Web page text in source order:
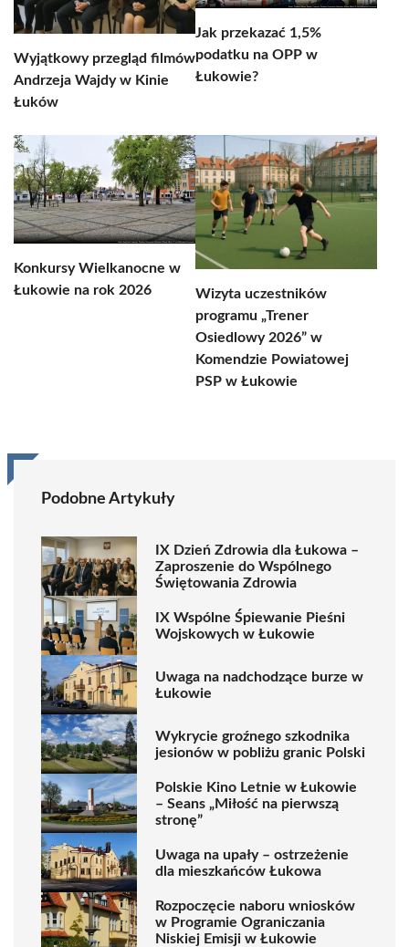
Wyjątkowy przegląd filmów
Andrzeja Wajdy w Kinie
Łuków
Jak przekazać 1,5%
podatku na OPP w
Łukowie?
Konkursy Wielkanocne w
Łukowie na rok 2026
Wizyta uczestników
programu „Trener
Osiedlowy 2026” w
Komendzie Powiatowej
PSP w Łukowie
Podobne Artykuły
IX Dzień Zdrowia dla Łukowa –
Zaproszenie do Wspólnego
Świętowania Zdrowia
IX Wspólne Śpiewanie Pieśni
Wojskowych w Łukowie
Uwaga na nadchodzące burze w
Łukowie
Wykrycie groźnego szkodnika
jesionów w pobliżu granic Polski
Polskie Kino Letnie w Łukowie
– Seans „Miłość na pierwszą
stronę”
Uwaga na upały – ostrzeżenie
dla mieszkańców Łukowa
Rozpoczęcie naboru wniosków
w Programie Ograniczania
Niskiej Emisji w Łukowie